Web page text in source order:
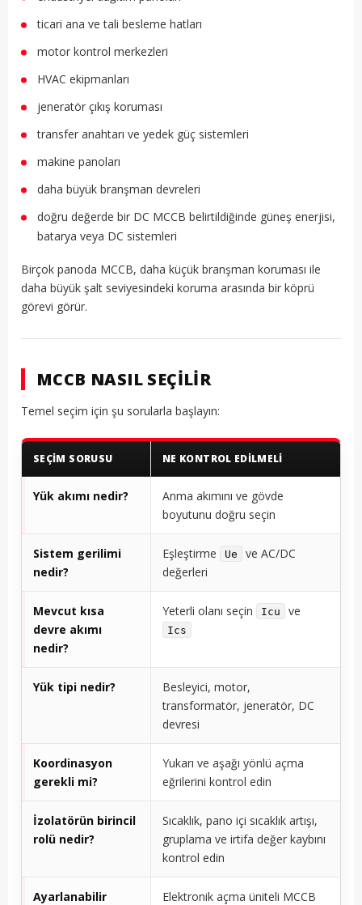
ticari ana ve tali besleme hatları
motor kontrol merkezleri
HVAC ekipmanları
jeneratör çıkış koruması
transfer anahtarı ve yedek güç sistemleri
makine panoları
daha büyük branşman devreleri
doğru değerde bir DC MCCB belirtildiğinde güneş enerjisi,
batarya veya DC sistemleri
Birçok panoda MCCB, daha küçük branşman koruması ile
daha büyük şalt seviyesindeki koruma arasında bir köprü
görevi görür.
MCCB NASIL SEÇILIR
Temel seçim için şu sorularla başlayın:
SEÇIM SORUSU NE KONTROL EDILMELI
Yük akımı nedir?
Anma akımını ve gövde
boyutunu doğru seçin
Sistem gerilimi
nedir?
Eşleştirme Ue
ve AC/DC
değerleri
Mevcut kısa
devre akımı
nedir?
Yeterli olanı seçin Icu ve
Ics
Yük tipi nedir?
Besleyici, motor,
transformatör, jeneratör, DC
devresi
Koordinasyon
gerekli mi?
Yukarı ve aşağı yönlü açma
eğrilerini kontrol edin
İzolatörün birincil
rolü nedir?
Sıcaklık, pano içi sıcaklık artışı,
gruplama ve irtifa değer kaybını
kontrol edin
Ayarlanabilir
Elektronik açma üniteli MCCB